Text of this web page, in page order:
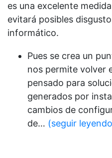
es una excelente
evitará posibles
informático.
Pues se crea un
nos permite volver
pensado para
generados por
cambios de
de… (seguir